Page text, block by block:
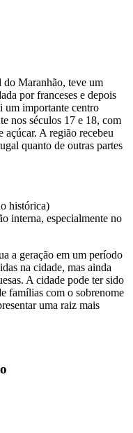
do Maranhão, teve um
por franceses e depois
um importante centro
nos séculos 17 e 18, com
açúcar. A região recebeu
quanto de outras partes
histórica)
interna, especialmente no
a geração em um período
na cidade, mas ainda
A cidade pode ter sido
famílias com o sobrenome
uma raiz mais